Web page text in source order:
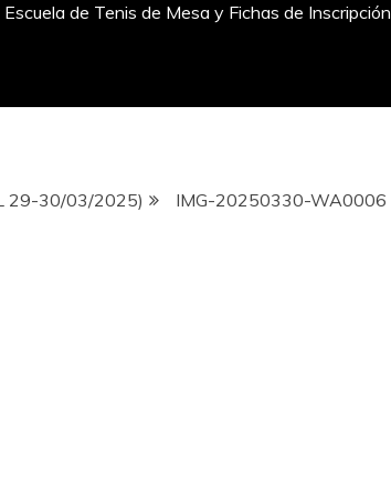
Escuela de Tenis de Mesa y Fichas de Inscripción
29-30/03/2025)
IMG-20250330-WA0006